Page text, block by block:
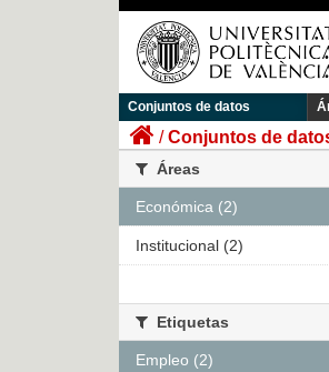
Conjuntos de datos
Conjuntos de
Áreas
Económica (2)
Institucional (2)
Etiquetas
Empleo (2)